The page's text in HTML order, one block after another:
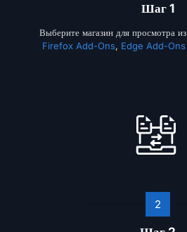
Шаг 1
Выберите магазин для просмотра из
Firefox Add-Ons, Edge Add-Ons
2